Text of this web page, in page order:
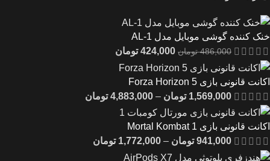
خنک کننده گوشی موبایل مدل AL-1
486,000 تومان 424,000 تومان
اکانت قانونی بازی Forza Horizon 5
1,569,000 تومان –
4,883,000 تومان
اکانت قانونی بازی Mortal Kombat 1
941,000 تومان –
1,772,000 تومان